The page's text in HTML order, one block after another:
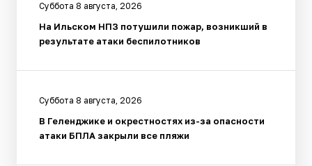
Суббота 8 августа, 2026
На Ильском НПЗ потушили пожар, возникший в
результате атаки беспилотников
Суббота 8 августа, 2026
В Геленджике и окрестностях из-за опасности
атаки БПЛА закрыли все пляжи